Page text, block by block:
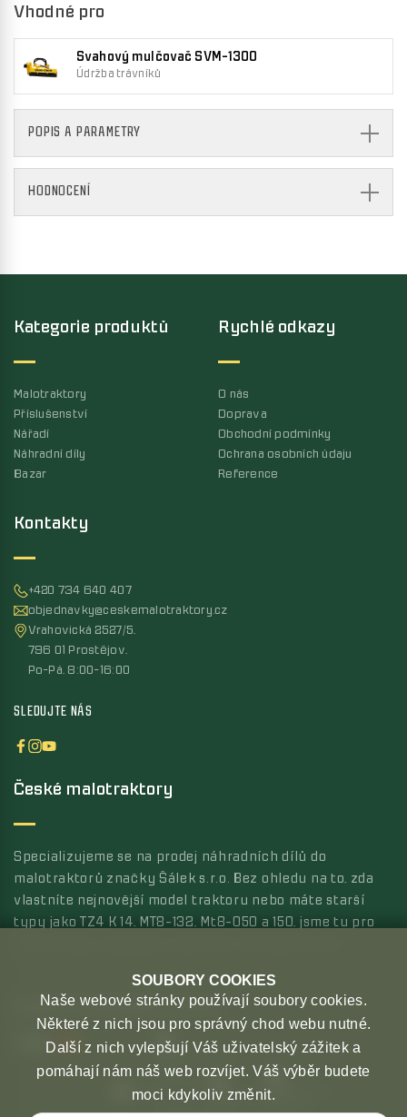
Vhodné pro
Svahový mulčovač SVM-1300
Údržba trávníků
POPIS A PARAMETRY
HODNOCENÍ
Kontakty
+420 734 640 407
objednavky@ceskemalotraktory.cz
Vrahovická 2527/5,
796 01 Prostějov,
Po-Pá, 8:00-16:00
SLEDUJTE NÁS
Kategorie produktů
Malotraktory
Příslušenství
Nářadí
Náhradní díly
Bazar
Rychlé odkazy
O nás
Doprava
Obchodní podmínky
Ochrana osobních údaju
Reference
České malotraktory
Specializujeme se na prodej náhradních dílů do
malotraktorů značky Šálek s.r.o. Bez ohledu na to, zda
vlastníte nejnovější model traktoru nebo máte starší
typy jako TZ4 K 14, MT8-132, Mt8-050 a 150, jsme tu pro
MOŽNOSTI PLATBYMOŽNOSTI DOPRAVY
SOUBORY COOKIES
Naše webové stránky používají soubory cookies.
Některé z nich jsou pro správný chod webu nutné.
Další z nich vylepšují Váš uživatelský zážitek a
pomáhají nám náš web rozvíjet. Váš výběr budete
moci kdykoliv změnit.